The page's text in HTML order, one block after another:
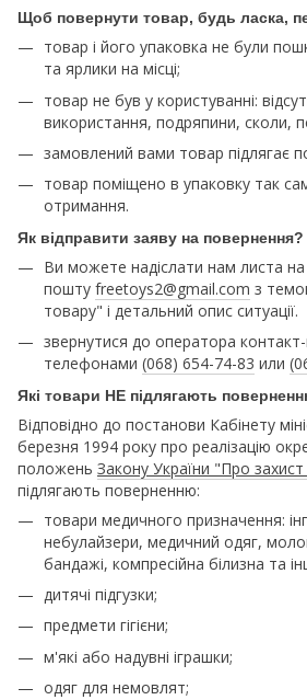
Щоб повернути товар, будь ласка,
товар і його упаковка не були
та ярлики на місці;
товар не був у користуванні:
використання, подряпини, сколи,
замовлений вами товар підлягає
товар поміщено в упаковку так
отримання.
Як відправити заяву на повернення?
Ви можете надіслати нам листа на
пошту freetoys2@gmail.com з
товару" і детальний опис ситуації.
звернутися до оператора
телефонами (068) 654-74-83 или
Які товари НЕ підлягають
Відповідно до постанови Кабінету
березня 1994 року про реалізацію
положень Закону України "Про
підлягають поверненню:
товари медичного призначення:
небулайзери, медичний одяг,
бандажі, компресійна білизна та
дитячі підгузки;
предмети гігієни;
м'які або надувні іграшки;
одяг для немовлят;